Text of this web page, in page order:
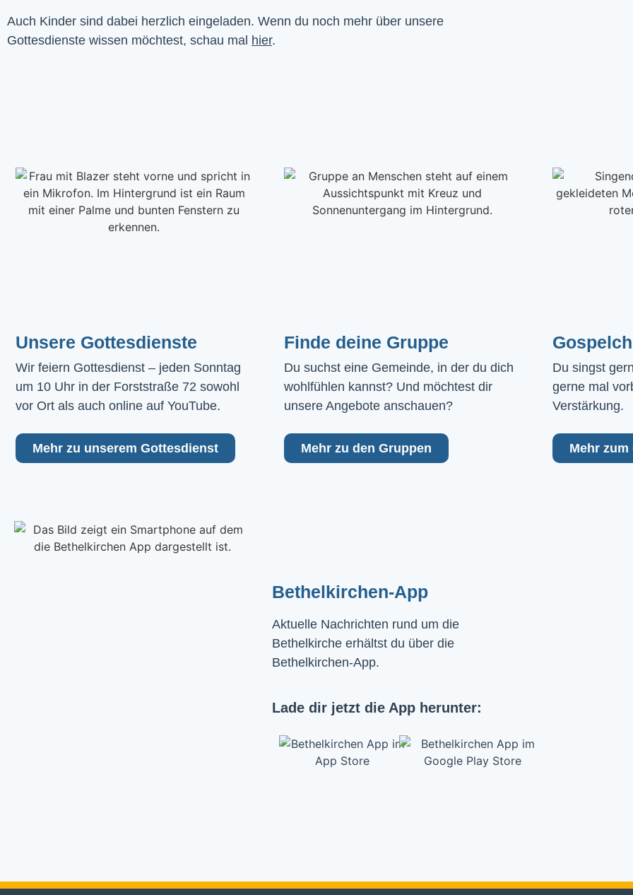
Auch Kinder sind dabei herzlich eingeladen. Wenn du noch mehr über unsere
Gottesdienste wissen möchtest, schau mal hier.
Unsere Gottesdienste
Wir feiern Gottesdienst – jeden Sonntag
um 10 Uhr in der Forststraße 72 sowohl
vor Ort als auch online auf YouTube.
Mehr zu unserem Gottesdienst
Finde deine Gruppe
Du suchst eine Gemeinde, in der du dich
wohlfühlen kannst? Und möchtest dir
unsere Angebote anschauen?
Mehr zu den Gruppen
Du singst
gerne mal
Verstärkung.
Mehr
Bethelkirchen-App
Aktuelle Nachrichten rund um die
Bethelkirche erhältst du über die
Bethelkirchen-App.
Lade dir jetzt die App herunter: